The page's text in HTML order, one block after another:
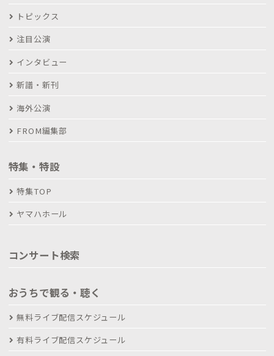
トピックス
注目公演
インタビュー
新譜・新刊
海外公演
FROM編集部
特集・特設
特集TOP
ヤマハホール
コンサート検索
おうちで観る・聴く
無料ライブ配信スケジュール
有料ライブ配信スケジュール